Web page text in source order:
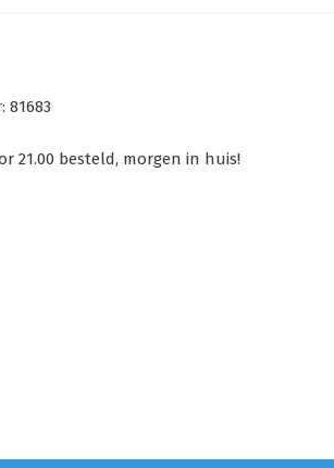
81683
21.00 besteld, morgen in huis!